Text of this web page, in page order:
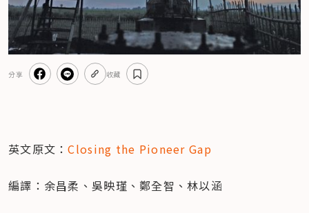
分享 收藏
英文原文：Closing the Pioneer Gap
編譯：余昌柔、吳映瑾、鄭全智、林以涵